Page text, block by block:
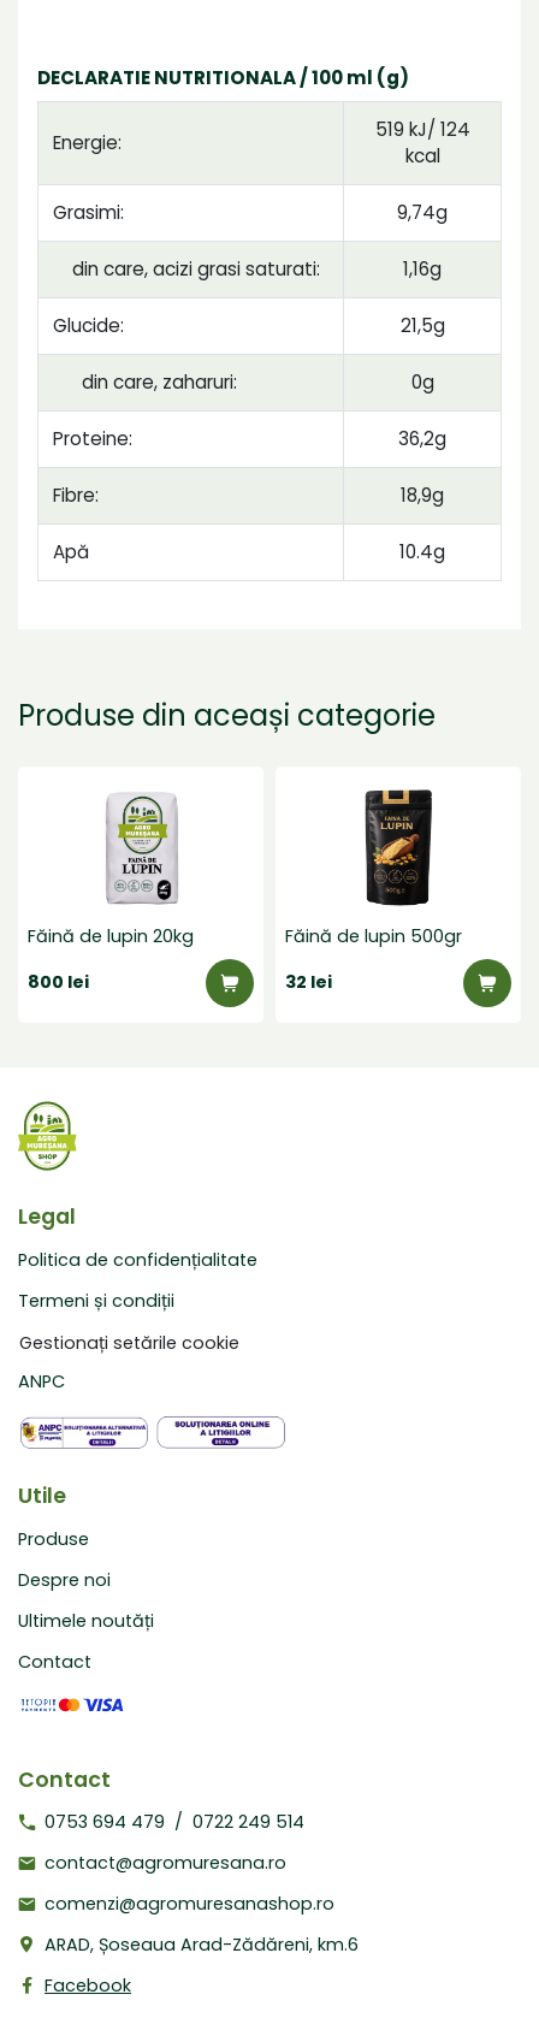
DECLARATIE NUTRITIONALA / 100 ml (g)
Energie:
519 kJ/ 124
kcal
Grasimi: 9,74g
din care, acizi grasi saturati: 1,16g
Glucide: 21,5g
din care, zaharuri: 0g
Proteine: 36,2g
Fibre: 18,9g
Apă 10.4g
Produse din aceași categorie
Făină de lupin 20kg
800 lei
Făină de lupin 500gr
32 lei
Legal
Politica de confidențialitate
Termeni și condiții
Gestionați setările cookie
ANPC
Utile
Produse
Despre noi
Ultimele noutăți
Contact
Contact
0753 694 479 / 0722 249 514
contact@agromuresana.ro
comenzi@agromuresanashop.ro
ARAD, Șoseaua Arad-Zădăreni, km.6
Facebook